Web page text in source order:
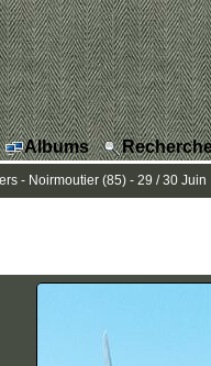
Albums
- Noirmoutier (85) - 29 / 30 Juin